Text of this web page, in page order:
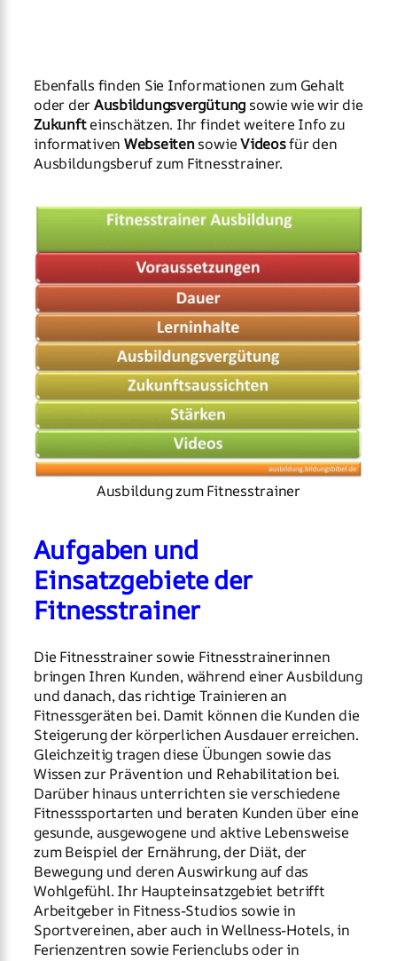
Ebenfalls finden Sie Informationen zum Gehalt
oder derAusbildungsvergütung sowie wie wir die
Zukunfteinschätzen. Ihr findet weitere Info zu
informativen WebseitensowieVideosfür den
Ausbildungsberuf zum Fitnesstrainer.
Ausbildung zum Fitnesstrainer
Aufgaben und
Einsatzgebiete der
Fitnesstrainer
Die Fitnesstrainer sowie Fitnesstrainerinnen
bringen Ihren Kunden, während einer Ausbildung
und danach, das richtige Trainieren an
Fitnessgeräten bei. Damit können die Kunden die
Steigerung der körperlichen Ausdauer erreichen.
Gleichzeitig tragen diese Übungen sowie das
Wissen zur Prävention und Rehabilitation bei.
Darüber hinaus unterrichten sie verschiedene
Fitnesssportarten und beraten Kunden über eine
gesunde, ausgewogene und aktive Lebensweise
zum Beispiel der Ernährung, der Diät, der
Bewegung und deren Auswirkung auf das
Wohlgefühl. Ihr Haupteinsatzgebiet betrifft
Arbeitgeber in Fitness-Studios sowie in
Sportvereinen, aber auch in Wellness-Hotels, in
Ferienzentren sowie Ferienclubs oder in